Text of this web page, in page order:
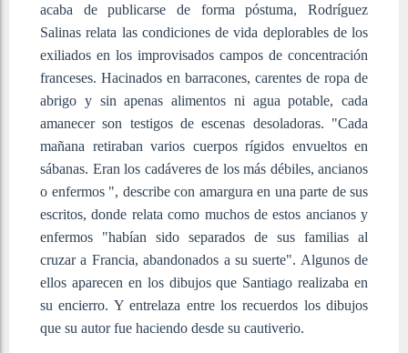
acaba de publicarse de forma póstuma, Rodríguez
Salinas relata las condiciones de vida deplorables de los
exiliados en los improvisados campos de concentración
franceses. Hacinados en barracones, carentes de ropa de
abrigo y sin apenas alimentos ni agua potable, cada
amanecer son testigos de escenas desoladoras. "Cada
mañana retiraban varios cuerpos rígidos envueltos en
sábanas. Eran los cadáveres de los más débiles, ancianos
o enfermos ", describe con amargura en una parte de sus
escritos, donde relata como muchos de estos ancianos y
enfermos "habían sido separados de sus familias al
cruzar a Francia, abandonados a su suerte". Algunos de
ellos aparecen en los dibujos que Santiago realizaba en
su encierro. Y entrelaza entre los recuerdos los dibujos
que su autor fue haciendo desde su cautiverio.